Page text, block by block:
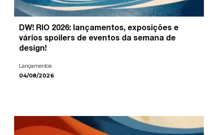
DW! RIO 2026: lançamentos, exposições e
vários spoilers de eventos da semana de
design!
Lançamentos
04/08/2026